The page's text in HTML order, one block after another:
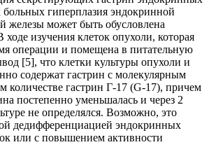
гиперплазия эндокринной
железы может быть обусловлена
изучения клеток опухоли, которая
операции и помещена в питательную
[5], что клетки культуры опухоли и
содержат гастрин с молекулярным
количестве гастрин Г-17 (G-17), причем
постепенно уменьшалась и через 2
не определялся. Возможно, это
дедифференциацией эндокринных
или с повышением активности